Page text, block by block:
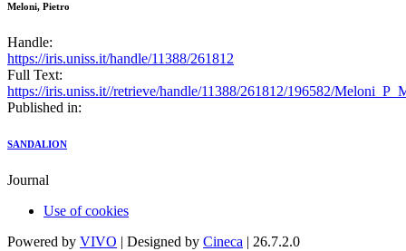
Meloni, Pietro
Handle:
https://iris.uniss.it/handle/11388/261812
Full Text:
https://iris.uniss.it//retrieve/handle/11388/261812/196582/
Published in:
SANDALION
Journal
Use of cookies
Powered by VIVO | Designed by Cineca | 26.7.2.0